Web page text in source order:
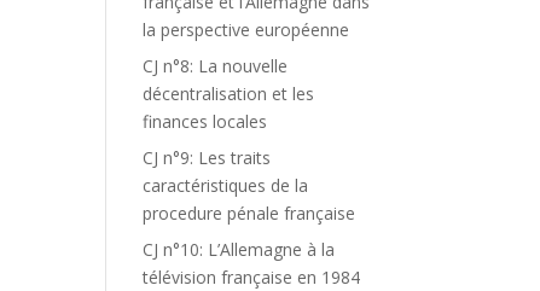
la perspective européenne
CJ n°8: La nouvelle
décentralisation et les
finances locales
CJ n°9: Les traits
caractéristiques de la
procedure pénale française
CJ n°10: L’Allemagne à la
télévision française en 1984